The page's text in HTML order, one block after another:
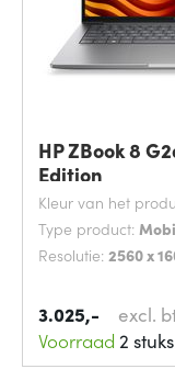
HP ZBook 8
Edition
Kleur van het
Type product:
Resolutie: 2560 x
3.025,-
excl.
Voorraad 2 stuks